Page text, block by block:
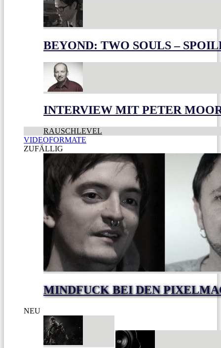
BEYOND: TWO SOULS –
INTERVIEW MIT PETER
RAUSCHLEVEL
VIDEOFORMATE
ZUFÄLLIG
MINDFUCK BEI DEN
NEU